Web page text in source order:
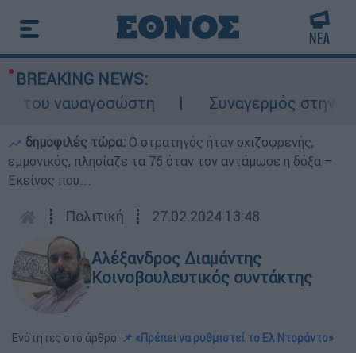
BREAKING NEWS:
ναυαγοσώστη
Συναγερμός στην
δημοφιλές τώρα: O στρατηγός ήταν σχιζοφρενής,
εμμονικός, πλησίαζε τα 75 όταν τον αντάμωσε η δόξα –
Εκείνος που...
┋ Πολιτική ┋ 27.02.2024 13:48
Αλέξανδρος Διαμάντης
Κοινοβουλευτικός συντάκτης
Ενότητες στο άρθρο: 📌 «Πρέπει να ρυθμιστεί το Ελ Ντοράντο»